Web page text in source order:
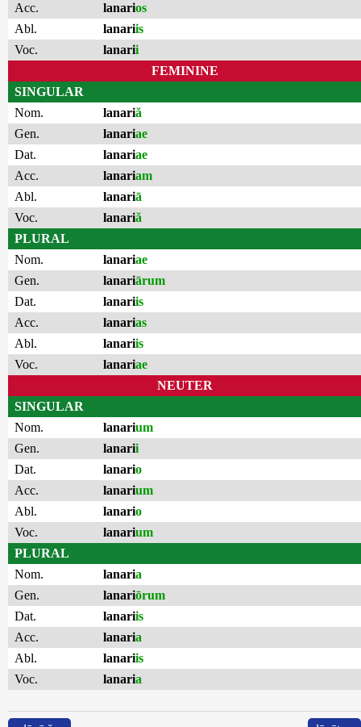
Acc.
lanarios
Abl.
lanariis
Voc.
lanarii
FEMININE
SINGULAR
Nom.
lanariă
Gen.
lanariae
Dat.
lanariae
Acc.
lanariam
Abl.
lanariā
Voc.
lanariă
PLURAL
Nom.
lanariae
Gen.
lanariārum
Dat.
lanariis
Acc.
lanarias
Abl.
lanariis
Voc.
lanariae
NEUTER
SINGULAR
Nom.
lanarium
Gen.
lanarii
Dat.
lanario
Acc.
lanarium
Abl.
lanario
Voc.
lanarium
PLURAL
Nom.
lanaria
Gen.
lanariōrum
Dat.
lanariis
Acc.
lanaria
Abl.
lanariis
Voc.
lanaria